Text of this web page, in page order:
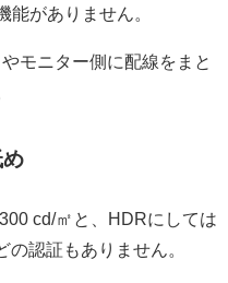
能がありません。
モニター側に配線をまと
cd/㎡と、HDRにしては
認証もありません。